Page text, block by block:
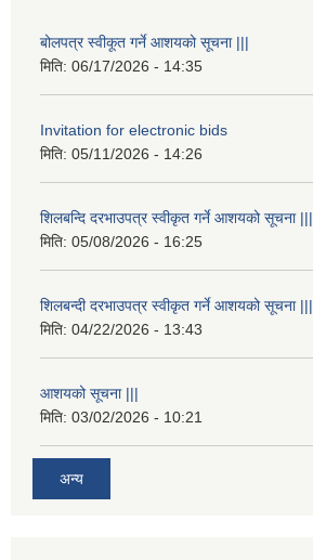
बोलपत्र स्वीकूत गर्ने आशयको सूचना |||
मिति: 06/17/2026 - 14:35
Invitation for electronic bids
मिति: 05/11/2026 - 14:26
शिलबन्दि दरभाउपत्र स्वीकृत गर्ने आशयको सूचना |||
मिति: 05/08/2026 - 16:25
शिलबन्दी दरभाउपत्र स्वीकृत गर्ने आशयको सूचना |||
मिति: 04/22/2026 - 13:43
आशयको सूचना |||
मिति: 03/02/2026 - 10:21
अन्य